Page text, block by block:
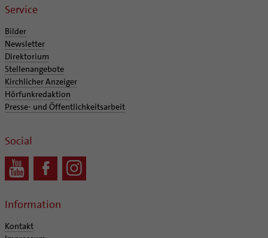
Service
Bilder
Newsletter
Direktorium
Stellenangebote
Kirchlicher Anzeiger
Hörfunkredaktion
Presse- und Öffentlichkeitsarbeit
Social
Information
Kontakt